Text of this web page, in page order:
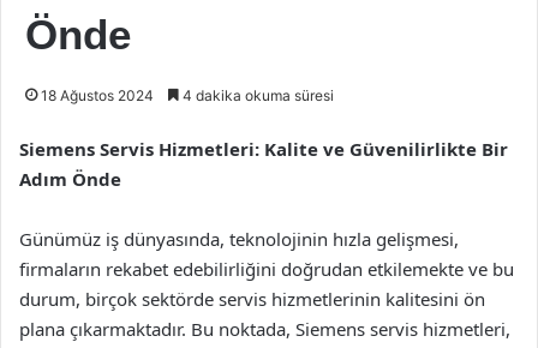
Önde
18 Ağustos 2024 4 dakika okuma süresi
Siemens Servis Hizmetleri: Kalite ve Güvenilirlikte Bir
Adım Önde
Günümüz iş dünyasında, teknolojinin hızla gelişmesi,
firmaların rekabet edebilirliğini doğrudan etkilemekte ve bu
durum, birçok sektörde servis hizmetlerinin kalitesini ön
plana çıkarmaktadır. Bu noktada, Siemens servis hizmetleri,